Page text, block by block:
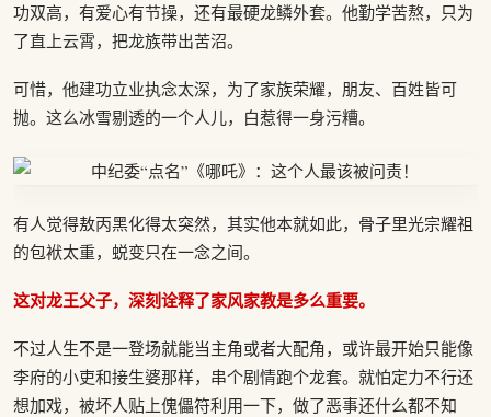
功双高，有爱心有节操，还有最硬龙鳞外套。他勤学苦熬，只为
了直上云霄，把龙族带出苦沼。
可惜，他建功立业执念太深，为了家族荣耀，朋友、百姓皆可
抛。这么冰雪剔透的一个人儿，白惹得一身污糟。
有人觉得敖丙黑化得太突然，其实他本就如此，骨子里光宗耀祖
的包袱太重，蜕变只在一念之间。
这对龙王父子，深刻诠释了家风家教是多么重要。
不过人生不是一登场就能当主角或者大配角，或许最开始只能像
李府的小吏和接生婆那样，串个剧情跑个龙套。就怕定力不行还
想加戏，被坏人贴上傀儡符利用一下，做了恶事还什么都不知